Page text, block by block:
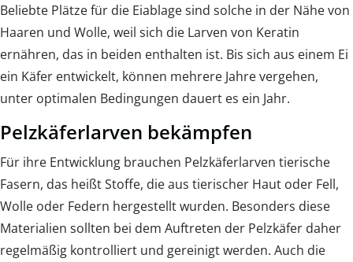
Beliebte Plätze für die Eiablage sind solche in der Nähe von
Haaren und Wolle, weil sich die Larven von Keratin
ernähren, das in beiden enthalten ist. Bis sich aus einem Ei
ein Käfer entwickelt, können mehrere Jahre vergehen,
unter optimalen Bedingungen dauert es ein Jahr.
Pelzkäferlarven bekämpfen
Für ihre Entwicklung brauchen Pelzkäferlarven tierische
Fasern, das heißt Stoffe, die aus tierischer Haut oder Fell,
Wolle oder Federn hergestellt wurden. Besonders diese
Materialien sollten bei dem Auftreten der Pelzkäfer daher
regelmäßig kontrolliert und gereinigt werden. Auch die